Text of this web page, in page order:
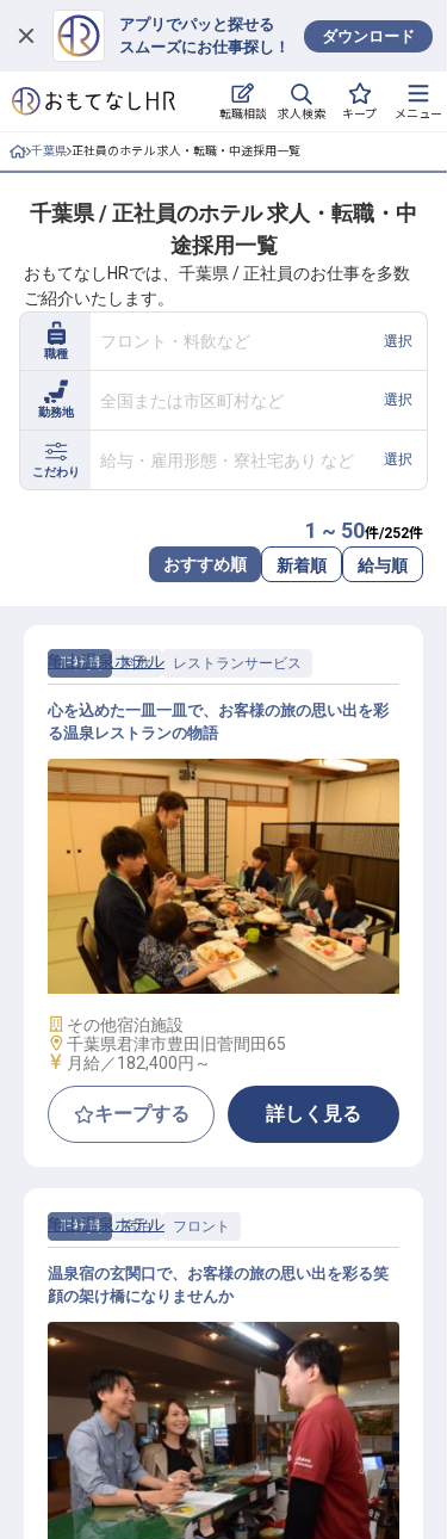
アプリでパッと探せる
スムーズにお仕事探し！
ダウンロード
転職相談 求人検索 キープ メニュー
ログイン
求人・施設を探す
就職・転職 合同説明会
おもてなしHRについて
ご利用の流れ
よくある質問
ホテル・宿泊業界情報コラム
転職サポートに申し込む
千葉県 正社員のホテル 求人・転職・中途採用一覧
千葉県 / 正社員のホテル 求人・転職・中
途採用一覧
おもてなしHRでは、千葉県 / 正社員のお仕事を多数
ご紹介いたします。
職種
フロント・料飲など 選択
勤務地
全国または市区町村など 選択
こだわり
給与・雇用形態・寮社宅あり など 選択
1 ~ 50件/252件
おすすめ順 新着順 給与順
正社員 料飲 レストランサービス
レストランサービススタッフ
亀山温泉ホテル
心を込めた一皿一皿で、お客様の旅の思い出を彩
る温泉レストランの物語
施設業態
その他宿泊施設
勤務地
千葉県君津市豊田旧菅間田65
給与
月給／182,400円～
キープする 詳しく見る
正社員 宿泊 フロント
フロント／受付スタッフ
亀山温泉ホテル
温泉宿の玄関口で、お客様の旅の思い出を彩る笑
顔の架け橋になりませんか